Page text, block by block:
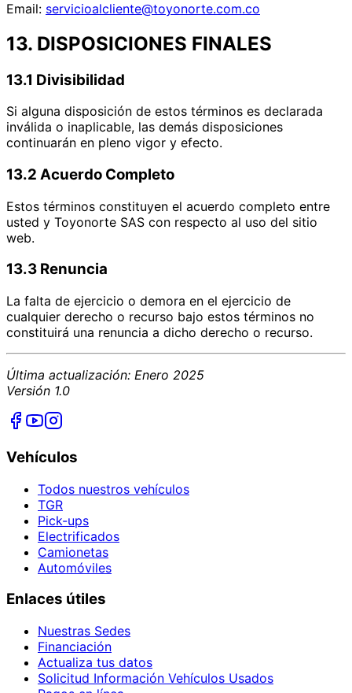
Email: servicioalcliente@toyonorte.com.co
13. DISPOSICIONES FINALES
13.1 Divisibilidad
Si alguna disposición de estos términos es declarada
inválida o inaplicable, las demás disposiciones
continuarán en pleno vigor y efecto.
13.2 Acuerdo Completo
Estos términos constituyen el acuerdo completo entre
usted y Toyonorte SAS con respecto al uso del sitio
web.
13.3 Renuncia
La falta de ejercicio o demora en el ejercicio de
cualquier derecho o recurso bajo estos términos no
constituirá una renuncia a dicho derecho o recurso.
Última actualización: Enero 2025
Versión 1.0
Vehículos
Todos nuestros vehículos
TGR
Pick-ups
Electrificados
Camionetas
Automóviles
Enlaces útiles
Nuestras Sedes
Financiación
Actualiza tus datos
Solicitud Información Vehículos Usados